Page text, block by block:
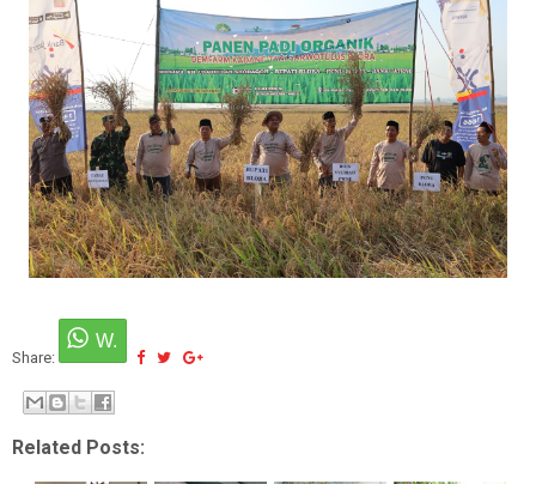
Share:
Related Posts: